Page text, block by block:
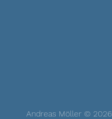
Andreas Möller © 2026